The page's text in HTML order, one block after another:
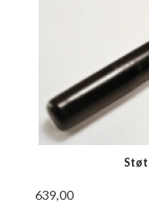
639,00